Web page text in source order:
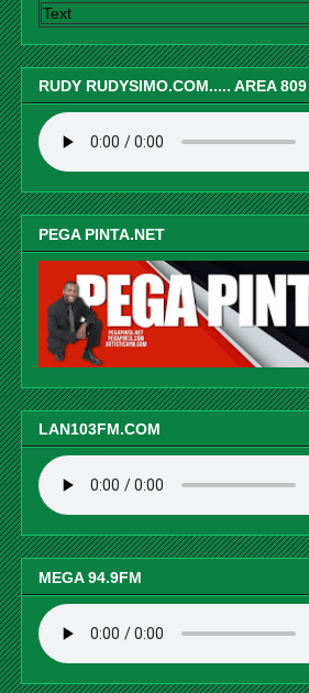
Text
RUDY RUDYSIMO.COM..... AREA 809
PEGA PINTA.NET
LAN103FM.COM
MEGA 94.9FM